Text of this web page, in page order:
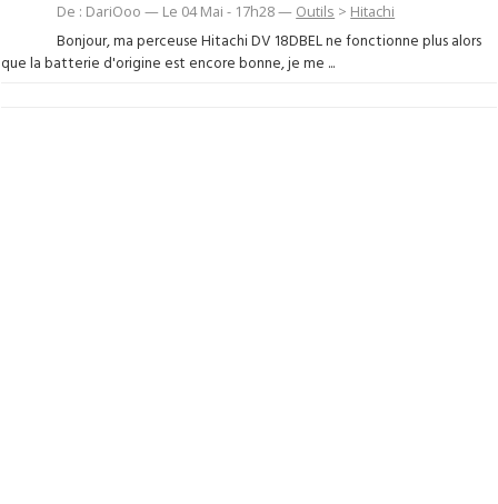
De : DariOoo — Le 04 Mai - 17h28 — Outils > Hitachi
Bonjour, ma perceuse Hitachi DV 18DBEL ne fonctionne plus alors
que la batterie d'origine est encore bonne, je me ...